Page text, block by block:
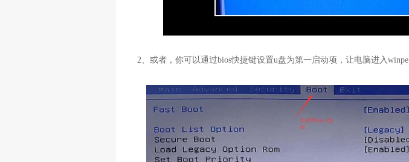
2、或者，你可以通过bios快捷键设置u盘为第一启动项，让电脑进入winpe